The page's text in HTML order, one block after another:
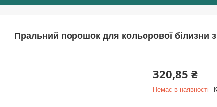
Пральний порошок для кольорової білизни
320,85 ₴
Немає в наявності